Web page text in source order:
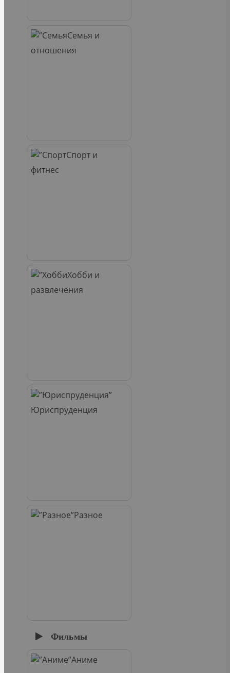
Семья и
отношения
Спорт и
фитнес
Хобби и
развлечения
Юриспруденция
Разное
Фильмы
Аниме